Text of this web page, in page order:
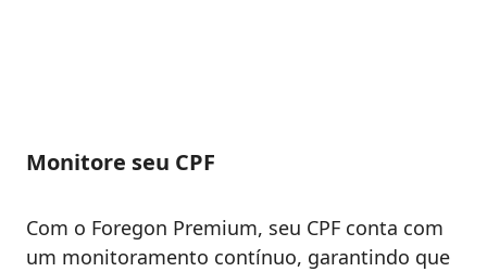
Monitore seu CPF
Com o Foregon Premium, seu CPF conta com
um monitoramento contínuo, garantindo que